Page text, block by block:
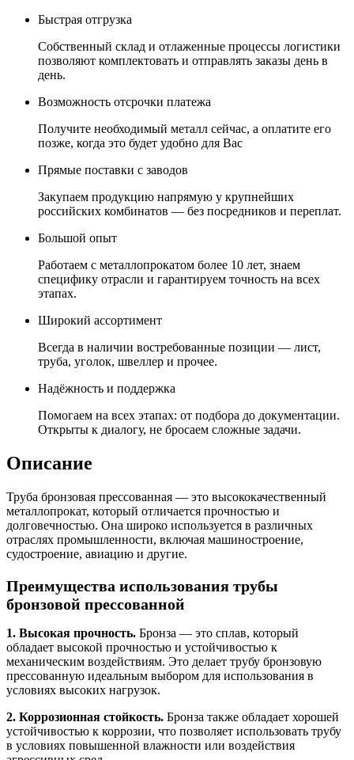
Быстрая отгрузка
Собственный склад и отлаженные процессы логистики
позволяют комплектовать и отправлять заказы день в
день.
Возможность отсрочки платежа
Получите необходимый металл сейчас, а оплатите его
позже, когда это будет удобно для Вас
Прямые поставки с заводов
Закупаем продукцию напрямую у крупнейших
российских комбинатов — без посредников и переплат.
Большой опыт
Работаем с металлопрокатом более 10 лет, знаем
специфику отрасли и гарантируем точность на всех
этапах.
Широкий ассортимент
Всегда в наличии востребованные позиции — лист,
труба, уголок, швеллер и прочее.
Надёжность и поддержка
Помогаем на всех этапах: от подбора до документации.
Открыты к диалогу, не бросаем сложные задачи.
Описание
Труба бронзовая прессованная — это высококачественный
металлопрокат, который отличается прочностью и
долговечностью. Она широко используется в различных
отраслях промышленности, включая машиностроение,
судостроение, авиацию и другие.
Преимущества использования трубы
бронзовой прессованной
1. Высокая прочность. Бронза — это сплав, который
обладает высокой прочностью и устойчивостью к
механическим воздействиям. Это делает трубу бронзовую
прессованную идеальным выбором для использования в
условиях высоких нагрузок.
2. Коррозионная стойкость. Бронза также обладает хорошей
устойчивостью к коррозии, что позволяет использовать трубу
в условиях повышенной влажности или воздействия